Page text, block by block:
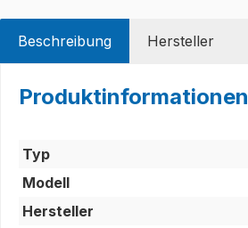
Beschreibung Hersteller
Produktinformationen
Typ
Modell
Hersteller